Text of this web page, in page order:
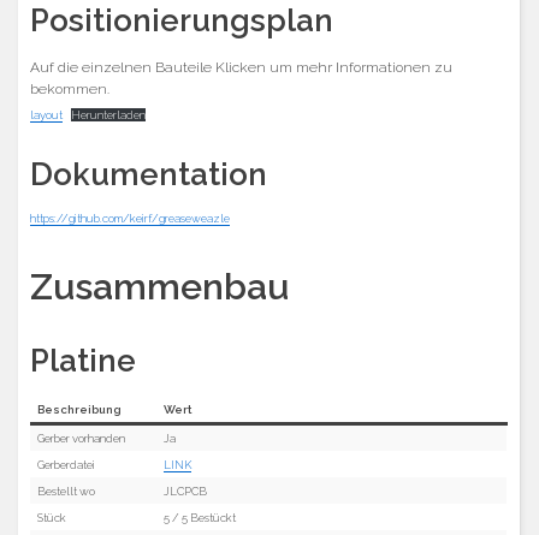
Positionierungsplan
Auf die einzelnen Bauteile Klicken um mehr Informationen zu
bekommen.
layout Herunterladen
Dokumentation
https://github.com/keirf/greaseweazle
Zusammenbau
Platine
Beschreibung Wert
Gerber vorhanden
Ja
Gerberdatei
LINK
Bestellt wo
JLCPCB
Stück
5 / 5 Bestückt